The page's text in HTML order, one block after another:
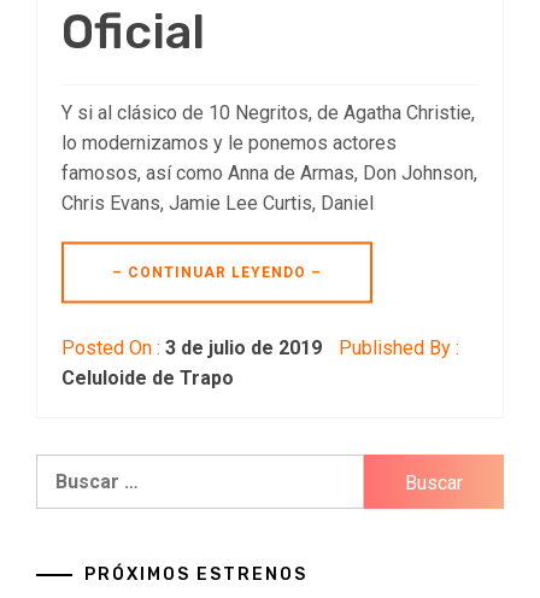
Oficial
Y si al clásico de 10 Negritos, de Agatha Christie,
lo modernizamos y le ponemos actores
famosos, así como Anna de Armas, Don Johnson,
Chris Evans, Jamie Lee Curtis, Daniel
– CONTINUAR LEYENDO –
Posted On : 3 de julio de 2019
Published By :
Celuloide de Trapo
PRÓXIMOS ESTRENOS